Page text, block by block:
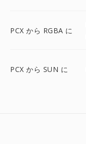
PCX から RGBA に
PCX から SUN に